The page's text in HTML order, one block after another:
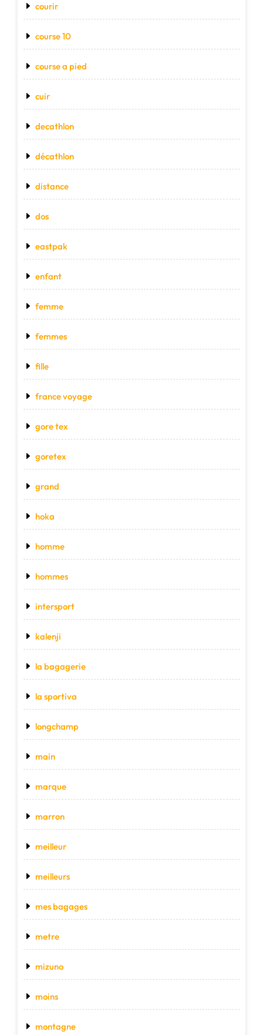
courir
course 10
course a pied
cuir
decathlon
décathlon
distance
dos
eastpak
enfant
femme
femmes
fille
france voyage
gore tex
goretex
grand
hoka
homme
hommes
intersport
kalenji
la bagagerie
la sportiva
longchamp
main
marque
marron
meilleur
meilleurs
mes bagages
metre
mizuno
moins
montagne